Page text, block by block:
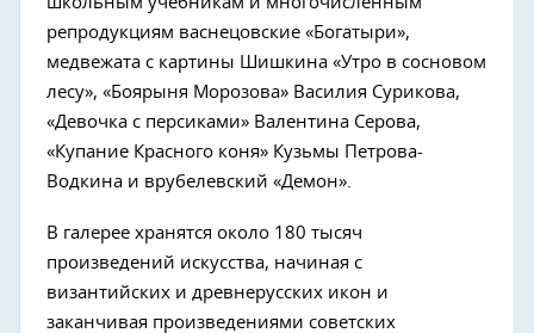
репродукциям васнецовские «Богатыри»,
медвежата с картины Шишкина «Утро в сосновом
лесу», «Боярыня Морозова» Василия Сурикова,
«Девочка с персиками» Валентина Серова,
«Купание Красного коня» Кузьмы Петрова-
Водкина и врубелевский «Демон».
В галерее хранятся около 180 тысяч
произведений искусства, начиная с
византийских и древнерусских икон и
заканчивая произведениями советских